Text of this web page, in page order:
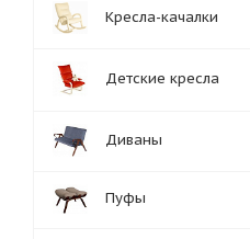
Кресла-качалки
Детские кресла
Диваны
Пуфы